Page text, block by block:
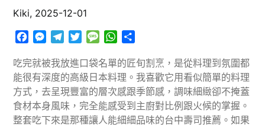
Kiki, 2025-12-01
Facebook
Messenger
TelegramTwitterMessageWhatsApp
吃完就被我放進口袋名單的匠旬割烹，是從料理到氛圍都
能很有深度的高級日本料理。我喜歡它用看似簡單的料理
方式，去呈現豐富的層次感跟季節感，調味細緻卻不掩蓋
食材本身風味，完全能感受到主廚對比例跟火候的掌握。
整套吃下來是那種讓人能細細品味的台中壽司推薦。如果